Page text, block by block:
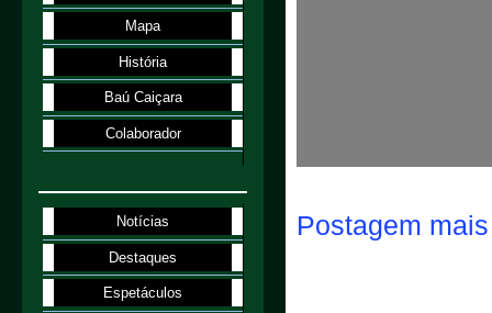
Postagem
Mapa
História
Baú Caiçara
Colaborador
Notícias
Destaques
Espetáculos